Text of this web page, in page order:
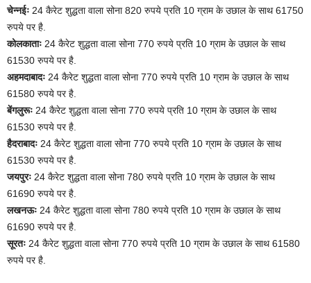
चेन्नईः 24 कैरेट शुद्धता वाला सोना 820 रुपये प्रति 10 ग्राम के उछाल के साथ 61750
रुपये पर है.
कोलकाताः 24 कैरेट शुद्धता वाला सोना 770 रुपये प्रति 10 ग्राम के उछाल के साथ
61530 रुपये पर है.
अहमदाबादः 24 कैरेट शुद्धता वाला सोना 770 रुपये प्रति 10 ग्राम के उछाल के साथ
61580 रुपये पर है.
बेंगलुरूः 24 कैरेट शुद्धता वाला सोना 770 रुपये प्रति 10 ग्राम के उछाल के साथ
61530 रुपये पर है.
हैदराबादः 24 कैरेट शुद्धता वाला सोना 770 रुपये प्रति 10 ग्राम के उछाल के साथ
61530 रुपये पर है.
जयपुरः 24 कैरेट शुद्धता वाला सोना 780 रुपये प्रति 10 ग्राम के उछाल के साथ
61690 रुपये पर है.
लखनऊः 24 कैरेट शुद्धता वाला सोना 780 रुपये प्रति 10 ग्राम के उछाल के साथ
61690 रुपये पर है.
सूरतः 24 कैरेट शुद्धता वाला सोना 770 रुपये प्रति 10 ग्राम के उछाल के साथ 61580
रुपये पर है.